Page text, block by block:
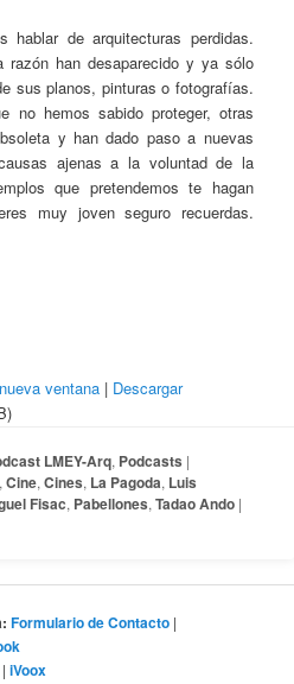
hablar de arquitecturas perdidas.
razón han desaparecido y ya sólo
sus planos, pinturas o fotografías.
no hemos sabido proteger, otras
y han dado paso a nuevas
ajenas a la voluntad de la
que pretendemos te hagan
muy joven seguro recuerdas.
ventana | Descargar
LMEY-Arq, Podcasts |
,Cine,Cines, La Pagoda, Luis
Fisac, Pabellones,Tadao Ando |
Formulario de Contacto |
|iVoox